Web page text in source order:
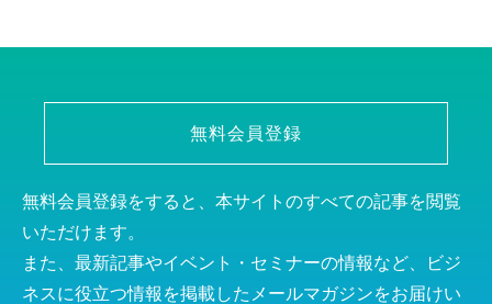
無料会員登録
無料会員登録をすると、本サイトのすべての記事を閲覧
いただけます。
また、最新記事やイベント・セミナーの情報など、ビジ
ネスに役立つ情報を掲載したメールマガジンをお届けい